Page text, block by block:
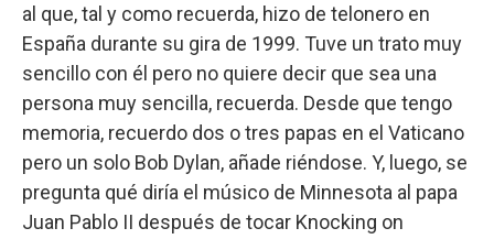
al que, tal y como recuerda, hizo de telonero en
España durante su gira de 1999. Tuve un trato muy
sencillo con él pero no quiere decir que sea una
persona muy sencilla, recuerda. Desde que tengo
memoria, recuerdo dos o tres papas en el Vaticano
pero un solo Bob Dylan, añade riéndose. Y, luego, se
pregunta qué diría el músico de Minnesota al papa
Juan Pablo II después de tocar Knocking on